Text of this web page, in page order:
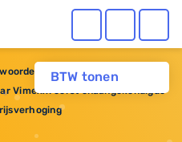
BTW tonen
Webhosting
Vimexx: eerst onaangekondigde